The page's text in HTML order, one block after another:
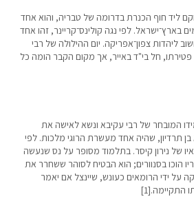
חוף הכנרת בדרומה של טבריה, והוא אחד
לפי נגה קולינס־קריינר, זהו אחד
צפון־אפריקה. יום ההילולה של רבי
חל בי"ד באייר, אך מקום הקבר הומה כל
המובחר של רבי עקיבא ונשא לאישה את
תרדיון, שהיה אחד מעשרת הרוגי מלכות. לפי
של נירון קיסר. בתלמוד מסופר על נס שנעשה
הוכו בסנוורים; הוא הבטיח לסוהר ששחרר את
ידי הרומאים כעונש, שיינצל אם יאמר